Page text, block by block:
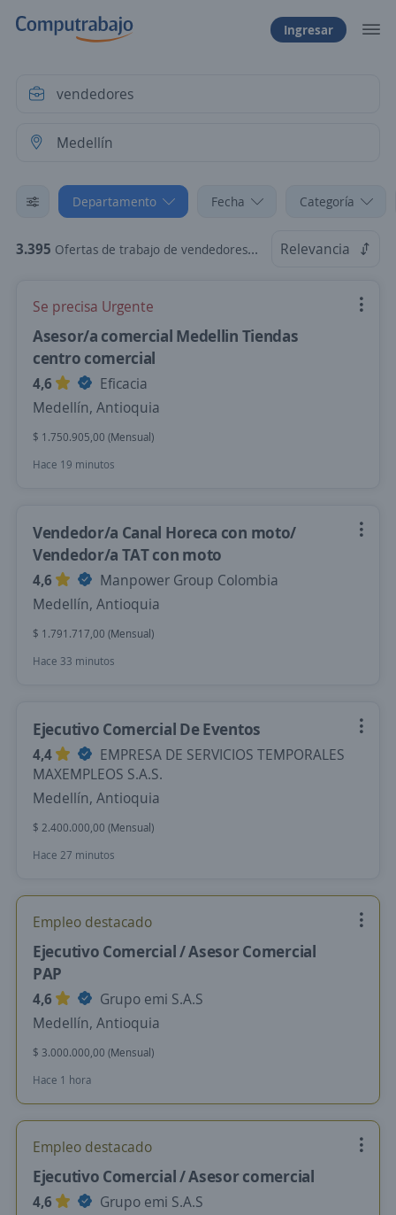
Ingresar
Departamento Fecha Categoría
3.395 Ofertas de trabajo de vendedores en Medellín, Antioquia Relevancia
Se precisa Urgente
Asesor/a comercial Medellin Tiendas
centro comercial
4,6
Eficacia
Medellín, Antioquia
$ 1.750.905,00 (Mensual)
Hace 19 minutos
Vendedor/a Canal Horeca con moto/
Vendedor/a TAT con moto
4,6
Manpower Group Colombia
Medellín, Antioquia
$ 1.791.717,00 (Mensual)
Hace 33 minutos
Ejecutivo Comercial De Eventos
4,4
EMPRESA DE SERVICIOS TEMPORALES
MAXEMPLEOS S.A.S.
Medellín, Antioquia
$ 2.400.000,00 (Mensual)
Hace 27 minutos
Empleo destacado
Ejecutivo Comercial / Asesor Comercial
PAP
4,6
Grupo emi S.A.S
Medellín, Antioquia
$ 3.000.000,00 (Mensual)
Hace 1 hora
Empleo destacado
Ejecutivo Comercial / Asesor comercial
4,6
Grupo emi S.A.S